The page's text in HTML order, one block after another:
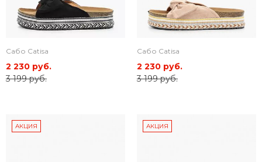
Сабо Catisa
2 230 руб.
3 199 руб.
Сабо Catisa
2 230 руб.
3 199 руб.
АКЦИЯ АКЦИЯ